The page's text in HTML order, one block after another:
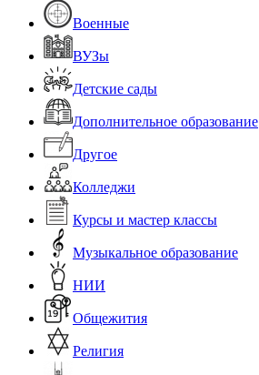
Военные
ВУЗы
Детские сады
Дополнительное образование
Другое
Колледжи
Курсы и мастер классы
Музыкальное образование
НИИ
Общежития
Религия